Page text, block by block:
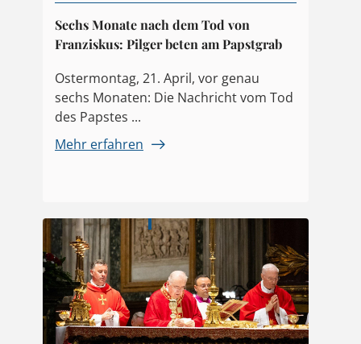
Sechs Monate nach dem Tod von
Franziskus: Pilger beten am Papstgrab
Ostermontag, 21. April, vor genau
sechs Monaten: Die Nachricht vom Tod
des Papstes ...
Mehr erfahren